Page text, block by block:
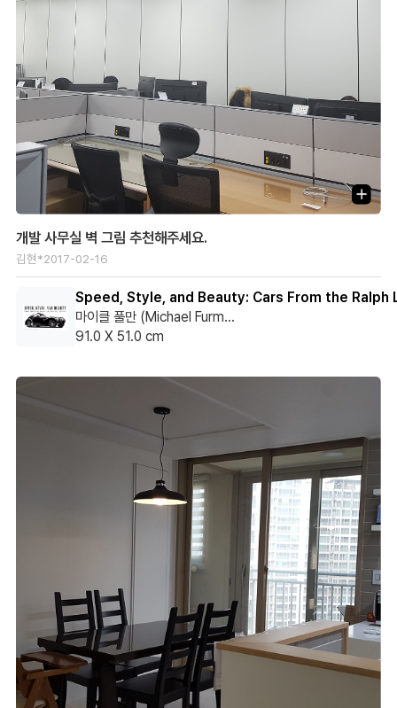
개발 사무실 벽 그림 추천해주세요.
김현*2017-02-16
Speed, Style, and Beauty: Cars From the Ralph
마이클 풀만 (Michael Furman)
91.0 X 51.0 cm